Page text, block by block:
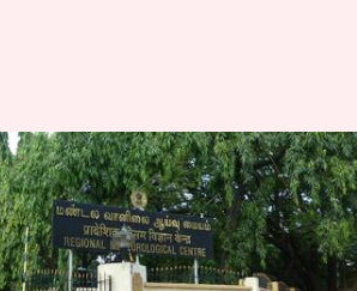
இடி
கூடிய மழை
வானிலை